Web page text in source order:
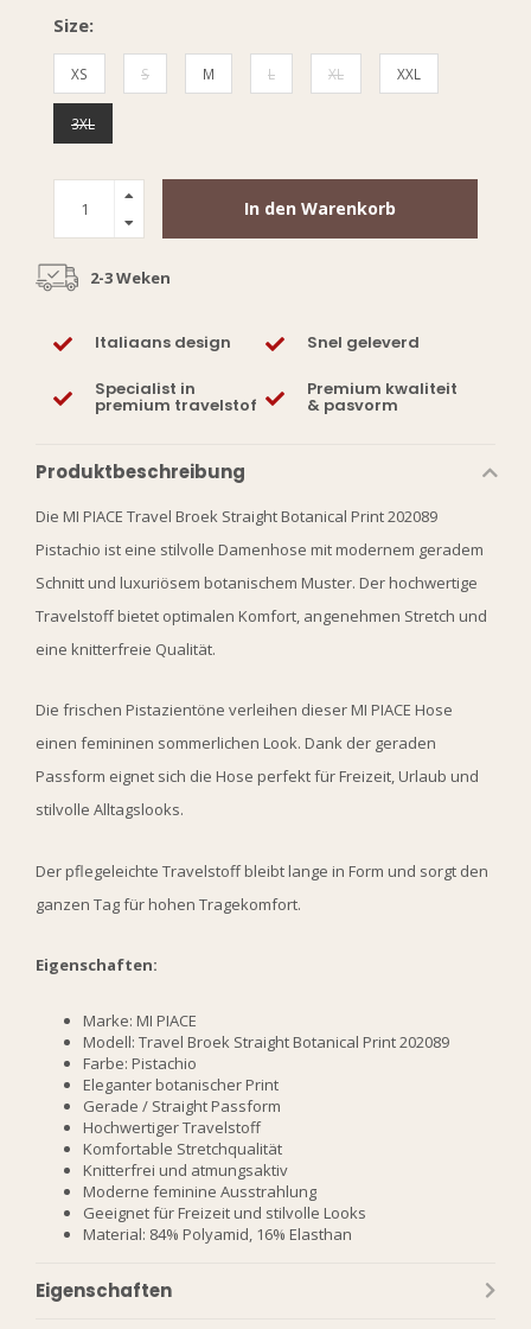
Size:
XS S M L XL XXL
3XL
In den Warenkorb
2-3 Weken
Italiaans design Snel geleverd
Specialist in
premium travelstof
Premium kwaliteit
& pasvorm
Produktbeschreibung
Die MI PIACE Travel Broek Straight Botanical Print 202089
Pistachio ist eine stilvolle Damenhose mit modernem geradem
Schnitt und luxuriösem botanischem Muster. Der hochwertige
Travelstoff bietet optimalen Komfort, angenehmen Stretch und
eine knitterfreie Qualität.
Die frischen Pistazientöne verleihen dieser MI PIACE Hose
einen femininen sommerlichen Look. Dank der geraden
Passform eignet sich die Hose perfekt für Freizeit, Urlaub und
stilvolle Alltagslooks.
Der pflegeleichte Travelstoff bleibt lange in Form und sorgt den
ganzen Tag für hohen Tragekomfort.
Eigenschaften:
Marke: MI PIACE
Modell: Travel Broek Straight Botanical Print 202089
Farbe: Pistachio
Eleganter botanischer Print
Gerade / Straight Passform
Hochwertiger Travelstoff
Komfortable Stretchqualität
Knitterfrei und atmungsaktiv
Moderne feminine Ausstrahlung
Geeignet für Freizeit und stilvolle Looks
Material: 84% Polyamid, 16% Elasthan
Eigenschaften